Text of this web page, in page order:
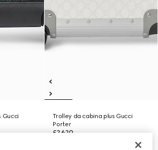
Gucci
Trolley da cabina plus Gucci
Porter
£2,620